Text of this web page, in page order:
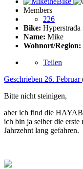
Members
226
Bike: Hyperstrada
Name: Mike
Wohnort/Region:
Teilen
Geschrieben 26. Februar
Bitte nicht steinigen,
aber ich find die
ich bin ja selber die erste
Jahrzehnt lang gefahren.